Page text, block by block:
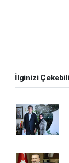
İlginizi